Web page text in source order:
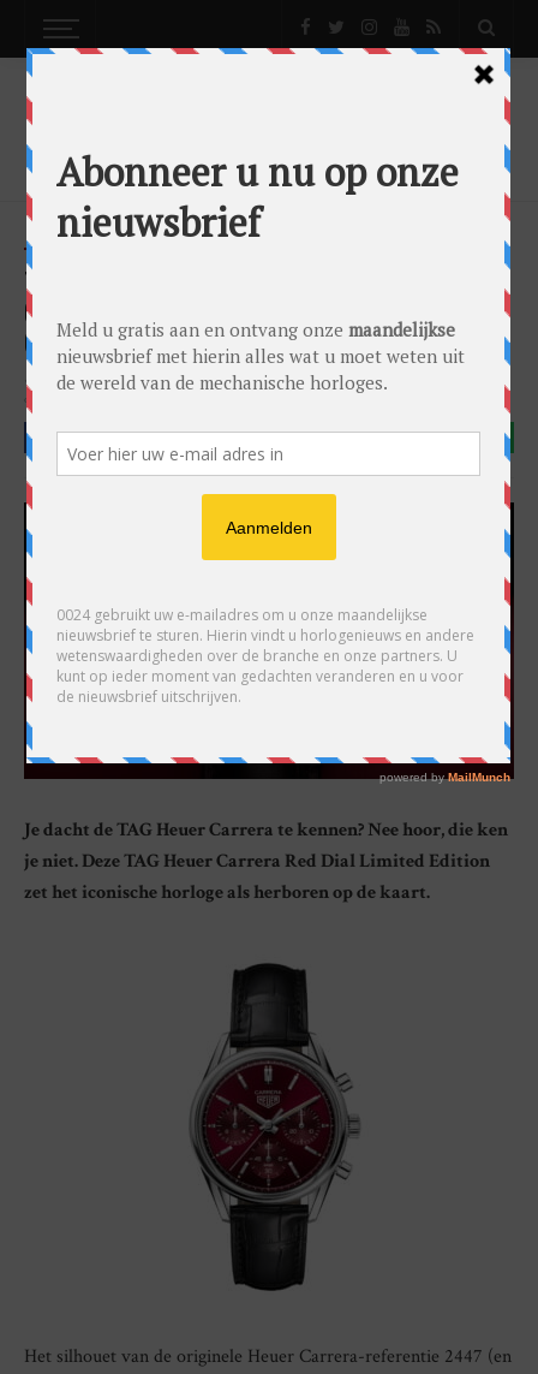
TAG HEUER CARRERA RED DIAL:
ONGELIMITEERDE SCHOONHEID IN
GELIMITEERDE EDITIE
News Nieuws by Gandor Bronkhorst on 28/07/2022
TAG Heuer Carrera Red Dial
FACEBOOK
Je dacht de TAG Heuer Carrera te kennen? Nee hoor, die ken
je niet. Deze TAG Heuer Carrera Red Dial Limited Edition
zet het iconische horloge als herboren op de kaart.
Het silhouet van de originele Heuer Carrera-referentie 2447 (en